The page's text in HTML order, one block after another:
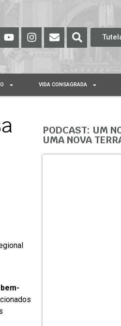
VIDA CONSAGRADA
bem-
PODCAST: UM
UMA NOVA